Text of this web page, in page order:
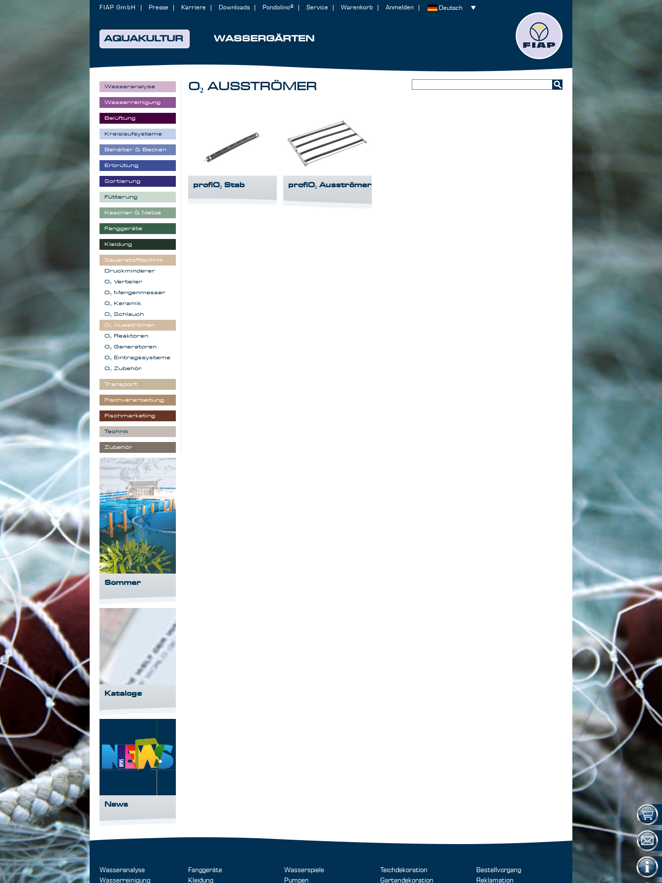
AQUAKULTUR WASSERGÄRTEN
FIAP GmbH Presse Karriere Downloads Pondolino® Service Warenkorb Anmelden Deutsch
O₂ AUSSTRÖMER
profiO₂ Stab profiO₂ Ausströmer
Wasseranalyse
Wasserreinigung
Belüftung
Kreislaufsysteme
Behälter & Becken
Erbrütung
Sortierung
Fütterung
Kescher & Netze
Fanggeräte
Kleidung
Sauerstofftechnik
Druckminderer
O₂ Verteiler
O₂ Mengenmesser
O₂ Keramik
O₂ Schlauch
O₂ Ausströmer
O₂ Reaktoren
O₂ Generatoren
O₂ Eintragssysteme
O₂ Zubehör
Transport
Fischverarbeitung
Fischmarketing
Technik
Zubehör
Sommer
Kataloge
News
Wasseranalyse
Wasserreinigung
Fanggeräte
Kleidung
Wasserspiele
Pumpen
Teichdekoration
Gartendekoration
Bestellvorgang
Reklamation